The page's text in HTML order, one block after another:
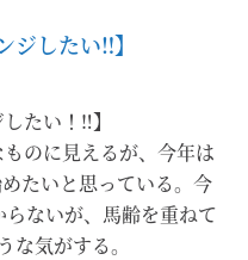
ジしたい‼】
たい！‼】
のに見えるが、今年は
たいと思っている。今
ないが、馬齢を重ねて
な気がする。